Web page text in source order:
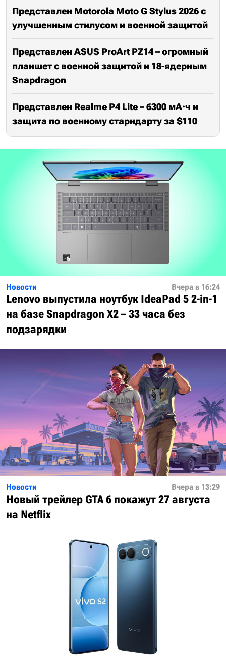
Представлен Motorola Moto G Stylus 2026 с
улучшенным стилусом и военной защитой
Представлен ASUS ProArt PZ14 – огромный
планшет с военной защитой и 18-ядерным
Snapdragon
Представлен Realme P4 Lite – 6300 мА·ч и
защита по военному старндарту за $110
Новости Вчера в 16:24
Lenovo выпустила ноутбук IdeaPad 5 2-in-1
на базе Snapdragon X2 – 33 часа без
подзарядки
Новости Вчера в 13:29
Новый трейлер GTA 6 покажут 27 августа
на Netflix